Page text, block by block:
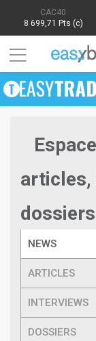
CAC40
8 699,71 Pts (c)
articles,
dossiers
NEWS
ARTICLES
INTERVIEWS
DOSSIERS